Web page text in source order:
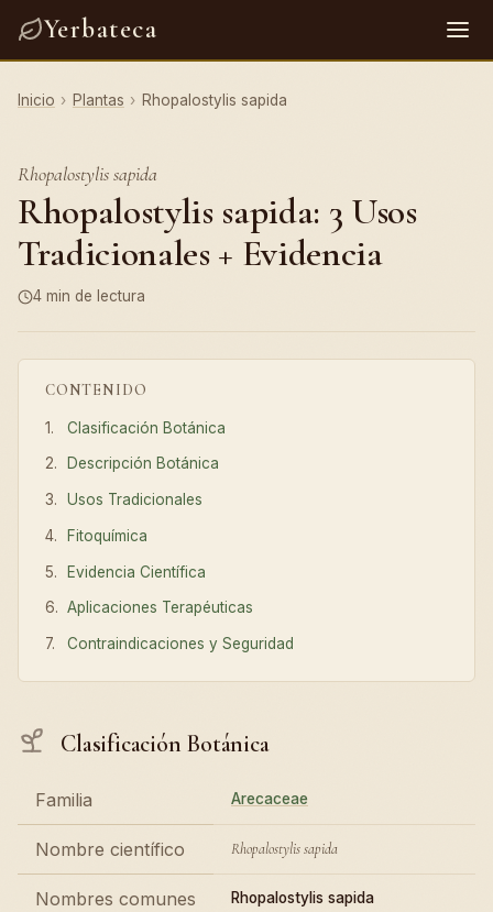
Yerbateca
Inicio › Plantas › Rhopalostylis sapida
Rhopalostylis sapida
Rhopalostylis sapida: 3 Usos
Tradicionales + Evidencia
4 min de lectura
CONTENIDO
Clasificación Botánica
Descripción Botánica
Usos Tradicionales
Fitoquímica
Evidencia Científica
Aplicaciones Terapéuticas
Contraindicaciones y Seguridad
Clasificación Botánica
Familia Arecaceae
Nombre científico Rhopalostylis sapida
Nombres comunes Rhopalostylis sapida